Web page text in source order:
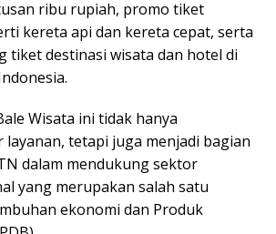
ribu rupiah, promo tiket
kereta api dan kereta cepat, serta
tiket destinasi wisata dan hotel di
Wisata ini tidak hanya
layanan, tetapi juga menjadi bagian
dalam mendukung sektor
yang merupakan salah satu
ekonomi dan Produk